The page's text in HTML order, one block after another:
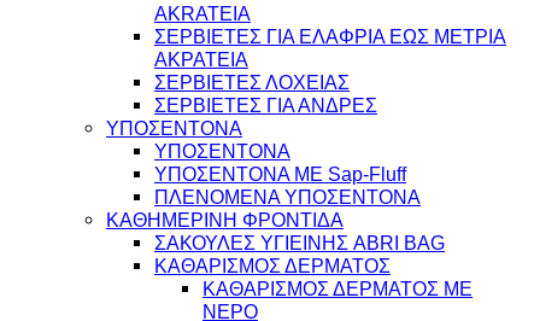
AKRATEIA
ΣΕΡΒΙΕΤΕΣ ΓΙΑ ΕΛΑΦΡΙΑ ΕΩΣ ΜΕΤΡΙΑ
ΑΚΡΑΤΕΙΑ
ΣΕΡΒΙΕΤΕΣ ΛΟΧΕΙΑΣ
ΣΕΡΒΙΕΤΕΣ ΓΙΑ ΑΝΔΡΕΣ
ΥΠΟΣΕΝΤΟΝΑ
ΥΠΟΣΕΝΤΟΝΑ
ΥΠΟΣΕΝΤΟΝΑ ΜΕ Sap-Fluff
ΠΛΕΝΟΜΕΝΑ ΥΠΟΣΕΝΤΟΝΑ
ΚΑΘΗΜΕΡΙΝΗ ΦΡΟΝΤΙΔΑ
ΣΑΚΟΥΛΕΣ ΥΓΙΕΙΝΗΣ ABRI BAG
ΚΑΘΑΡΙΣΜΟΣ ΔΕΡΜΑΤΟΣ
ΚΑΘΑΡΙΣΜΟΣ ΔΕΡΜΑΤΟΣ ΜΕ
ΝΕΡΟ